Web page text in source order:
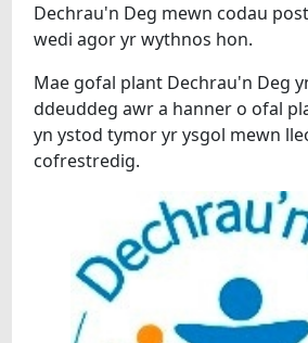
FIDEOS
BE SY' MLAEN
Dechrau'n Deg mewn codau
wedi agor yr wythnos hon.
Mae gofal plant Dechrau'n Deg
ddeuddeg awr a hanner o ofal
yn ystod tymor yr ysgol mewn
cofrestredig.